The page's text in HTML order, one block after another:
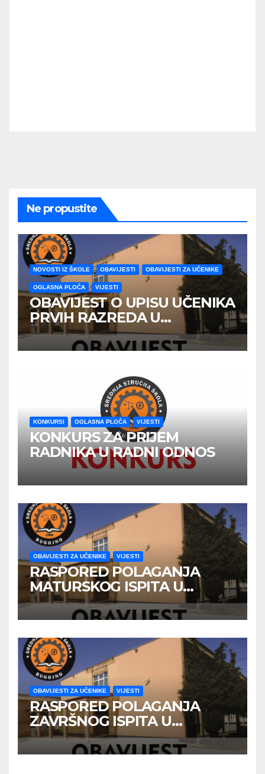
Ne propustite
NOVOSTI IZ ŠKOLE OBAVIJESTI OBAVIJESTI ZA UČENIKE
OGLASNA PLOČA VIJESTI
OBAVIJEST O UPISU UČENIKA
PRVIH RAZREDA U
ŠKOLSKOJ 2026/2027
GODINE
KONKURSI OGLASNA PLOČA VIJESTI
KONKURS ZA PRIJEM
RADNIKA U RADNI ODNOS
OBAVIJESTI ZA UČENIKE VIJESTI
RASPORED POLAGANJA
MATURSKOG ISPITA U
JUNSKOM ISPITNOM ROKU
OBAVIJESTI ZA UČENIKE VIJESTI
RASPORED POLAGANJA
ZAVRŠNOG ISPITA U
JUNSKOM ISPITNOM ROKU